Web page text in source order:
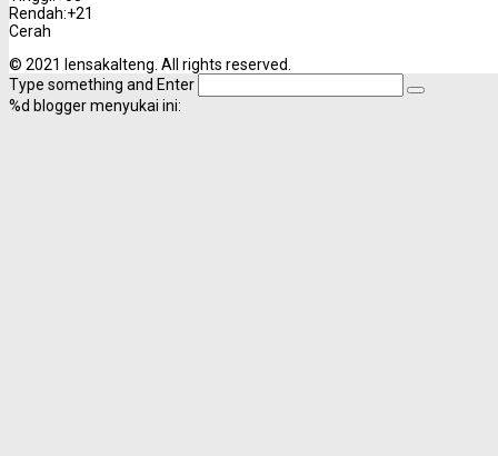
Rendah:+21
Cerah
© 2021 lensakalteng. All rights reserved.
Type something and Enter
%d blogger menyukai ini: